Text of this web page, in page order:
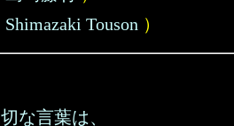
Shimazaki Touson ）
な言葉は、